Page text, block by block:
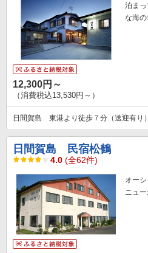
泊ま
な海の
12,300円～
（消費税込13,530円～）
日間賀島 東港より徒歩７分（送迎有り）
日間賀島 民宿松鶴
4.0 (全62件)
オー
ニュ